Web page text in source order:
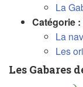
La
Catégorie :
La
Les
Les Gabares